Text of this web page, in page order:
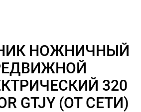
НОЖНИЧНЫЙ
320
GTJY (ОТ СЕТИ)